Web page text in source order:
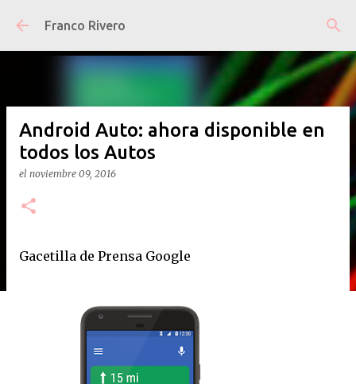
Ir al contenido principal
Franco Rivero
Android Auto: ahora disponible en
todos los Autos
el noviembre 09, 2016
Gacetilla de Prensa Google